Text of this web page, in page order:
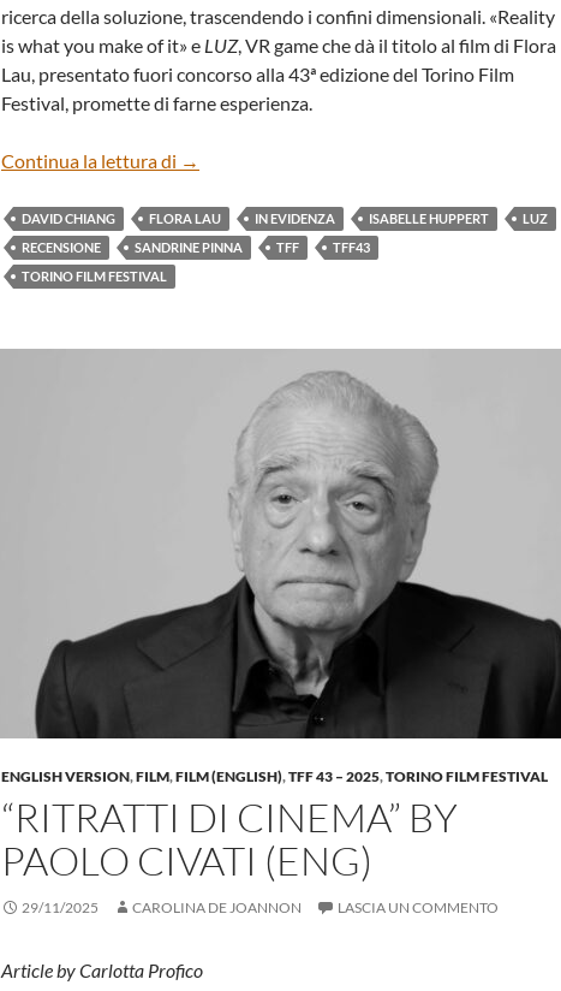
ricerca della soluzione, trascendendo i confini dimensionali. «Reality
is what you make of it» e LUZ, VR game che dà il titolo al film di Flora
Lau, presentato fuori concorso alla 43ª edizione del Torino Film
Festival, promette di farne esperienza.
Continua la lettura di “LUZ” DI FLORA LAU
→
DAVID CHIANG FLORA LAU IN EVIDENZA ISABELLE HUPPERT
LUZ
RECENSIONE
SANDRINE PINNA TFF
TFF43
TORINO FILM FESTIVAL
ENGLISH VERSION,FILM,FILM (ENGLISH),TFF 43 – 2025,TORINO FILM FESTIVAL
“RITRATTI DI CINEMA” BY
PAOLO CIVATI (ENG)
29/11/2025 CAROLINA DE JOANNON LASCIA UN COMMENTO
Article by Carlotta Profico